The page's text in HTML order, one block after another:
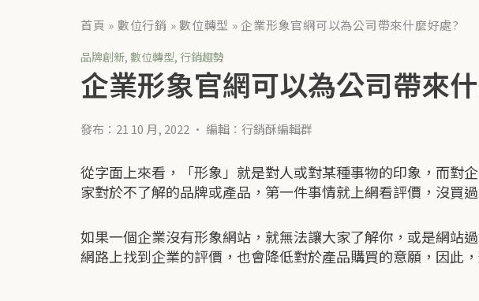
首頁 » 數位行銷 »數位轉型 » 企業形象官網可以為公司帶來什麼好處?
品牌創新, 數位轉型, 行銷趨勢
企業形象官網可以為公司帶來
發布：21 10 月, 2022 • 編輯：行銷酥編輯群
從字面上來看，「形象」就是對人或對某種事物的印象，而對
家對於不了解的品牌或產品，第一件事情就上網看評價，沒買
如果一個企業沒有形象網站，就無法讓大家了解你，或是網站
網路上找到企業的評價，也會降低對於產品購買的意願，因此